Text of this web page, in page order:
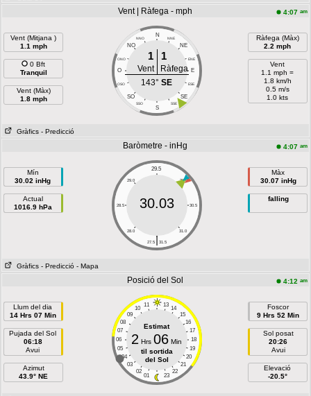
Vent | Ràfega - mph 4:07 am
Vent (Mitjana )
1.1 mph
0 Bft
Tranquil
Vent (Màx)
1.8 mph
N
NNO NNE
NO NE
ONO ENE
O E
OSO ESE
SO SE
SSO SSE
S
1 1
Vent
Ràfega
143°SE
Ràfega (Màx)
2.2 mph
Vent
1.1 mph =
1.8 km/h
0.5 m/s
1.0 kts
Gràfics - Predicció
Baròmetre - inHg 4:07 am
Mín
30.02 inHg
Actual
1016.9 hPa
29.5
29.0 30.0
28.5 30.5
28.0 31.0
|
27.5 31.5
30.03
Màx
30.07 inHg
falling
Gràfics - Predicció - Mapa
Posició del Sol 4:12 am
Llum del dia
14 Hrs 07 Min
Pujada del Sol
06:18
Avui
Azimut
43.9° NE
11 13
10
14
09
15
08
16
07
17
06
18
05
19
04
20
03
21
02
22
01 23
Estimat
2 Hrs06 Min
til sortida
del Sol
Foscor
9 Hrs 52 Min
Sol posat
20:26
Avui
Elevació
-20.5°